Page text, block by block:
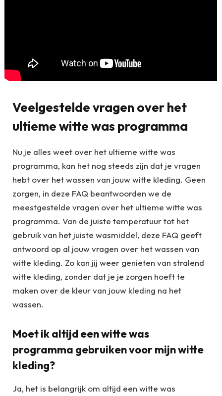
Veelgestelde vragen over het
ultieme witte was programma
Nu je alles weet over het ultieme witte was
programma, kan het nog steeds zijn dat je vragen
hebt over het wassen van jouw witte kleding. Geen
zorgen, in deze FAQ beantwoorden we de
meestgestelde vragen over het ultieme witte was
programma. Van de juiste temperatuur tot het
gebruik van het juiste wasmiddel, deze FAQ geeft
antwoord op al jouw vragen over het wassen van
witte kleding. Zo kan jij weer genieten van stralend
witte kleding, zonder dat je je zorgen hoeft te
maken over de kleur van jouw kleding na het
wassen.
Moet ik altijd een witte was
programma gebruiken voor mijn witte
kleding?
Ja, het is belangrijk om altijd een witte was